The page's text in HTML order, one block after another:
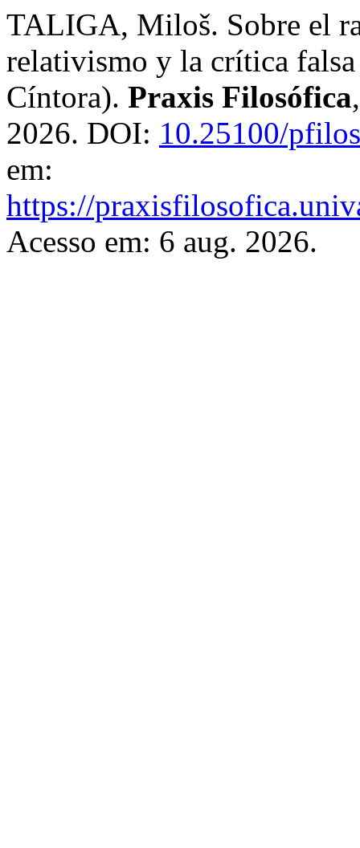
TALIGA, Miloš. Sobre el
relativismo y la crítica
Cíntora). Praxis Filosófica
2026. DOI: 10.25100/
em:
https://
Acesso em: 6 aug. 2026.